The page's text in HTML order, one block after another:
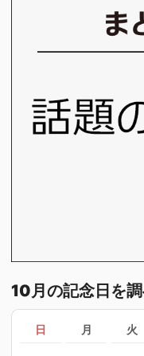
10月の記念日を
日 月 火